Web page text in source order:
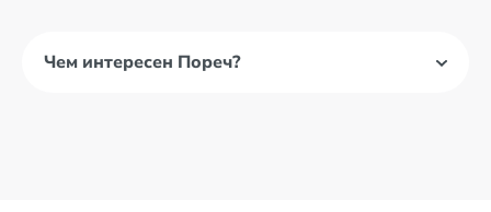
Чем интересен Пореч?